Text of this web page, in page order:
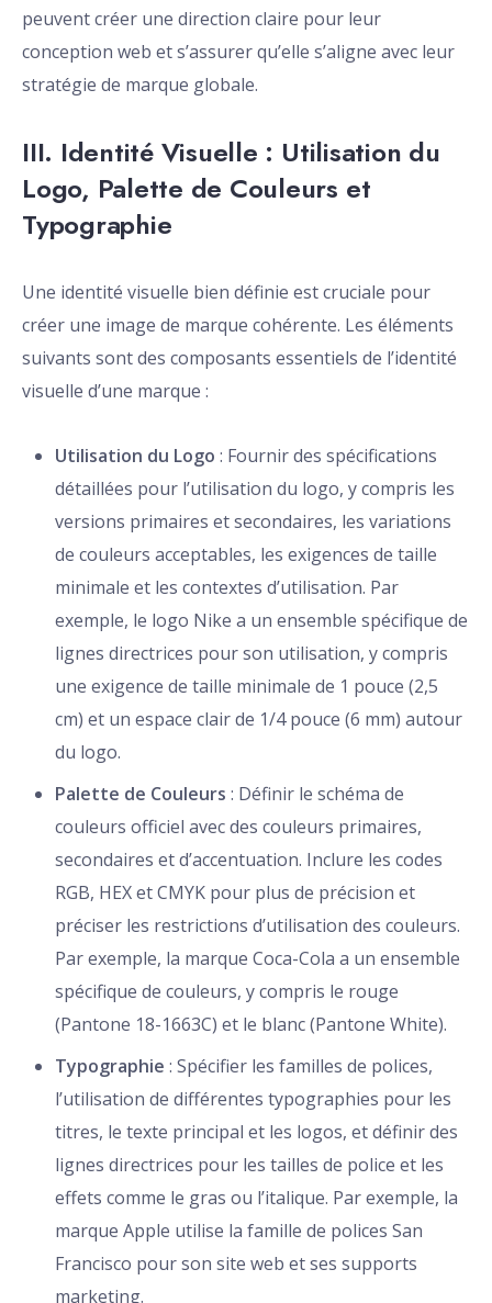
peuvent créer une direction claire pour leur
conception web et s’assurer qu’elle s’aligne avec leur
stratégie de marque globale.
III. Identité Visuelle : Utilisation du
Logo, Palette de Couleurs et
Typographie
Une identité visuelle bien définie est cruciale pour
créer une image de marque cohérente. Les éléments
suivants sont des composants essentiels de l’identité
visuelle d’une marque :
Utilisation du Logo : Fournir des spécifications
détaillées pour l’utilisation du logo, y compris les
versions primaires et secondaires, les variations
de couleurs acceptables, les exigences de taille
minimale et les contextes d’utilisation. Par
exemple, le logo Nike a un ensemble spécifique de
lignes directrices pour son utilisation, y compris
une exigence de taille minimale de 1 pouce (2,5
cm) et un espace clair de 1/4 pouce (6 mm) autour
du logo.
Palette de Couleurs : Définir le schéma de
couleurs officiel avec des couleurs primaires,
secondaires et d’accentuation. Inclure les codes
RGB, HEX et CMYK pour plus de précision et
préciser les restrictions d’utilisation des couleurs.
Par exemple, la marque Coca-Cola a un ensemble
spécifique de couleurs, y compris le rouge
(Pantone 18-1663C) et le blanc (Pantone White).
Typographie : Spécifier les familles de polices,
l’utilisation de différentes typographies pour les
titres, le texte principal et les logos, et définir des
lignes directrices pour les tailles de police et les
effets comme le gras ou l’italique. Par exemple, la
marque Apple utilise la famille de polices San
Francisco pour son site web et ses supports
marketing.